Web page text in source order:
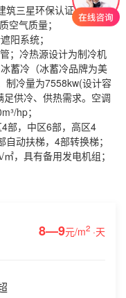
筑三星环保认证；
空气质量；
阳系统；
；冷热源设计为制冷机
蓄冷（冰蓄冷品牌为美
制冷量为7558kw(设计容
供冷、供热需求。空调
hp；
部，中区6部，高区4
动扶梯，4部转换梯；
，具有备用发电机组；
8—9元/m2 ·天